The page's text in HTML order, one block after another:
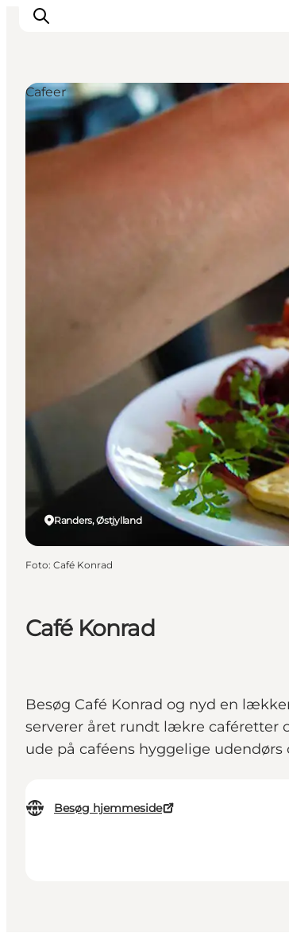
Oplevelser
Kalender
Café Konrad
Besøg Café Konrad og nyd en
serverer året rundt lækre caféretter
ude på caféens hyggelige udendørs
Besøg hjemmeside
Randers, Østjylland
Cafeer
Foto: Café Konrad